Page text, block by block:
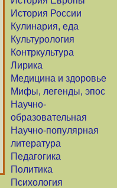
История России
Кулинария, еда
Культурология
Контркультура
Лирика
Медицина и здоровье
Мифы, легенды, эпос
Научно-
образовательная
Научно-популярная
литература
Педагогика
Политика
Психология